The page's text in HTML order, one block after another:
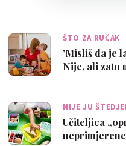
ŠTO ZA RUČAK
'Misliš da je
Nije, ali zato
NIJE JU
Učiteljica